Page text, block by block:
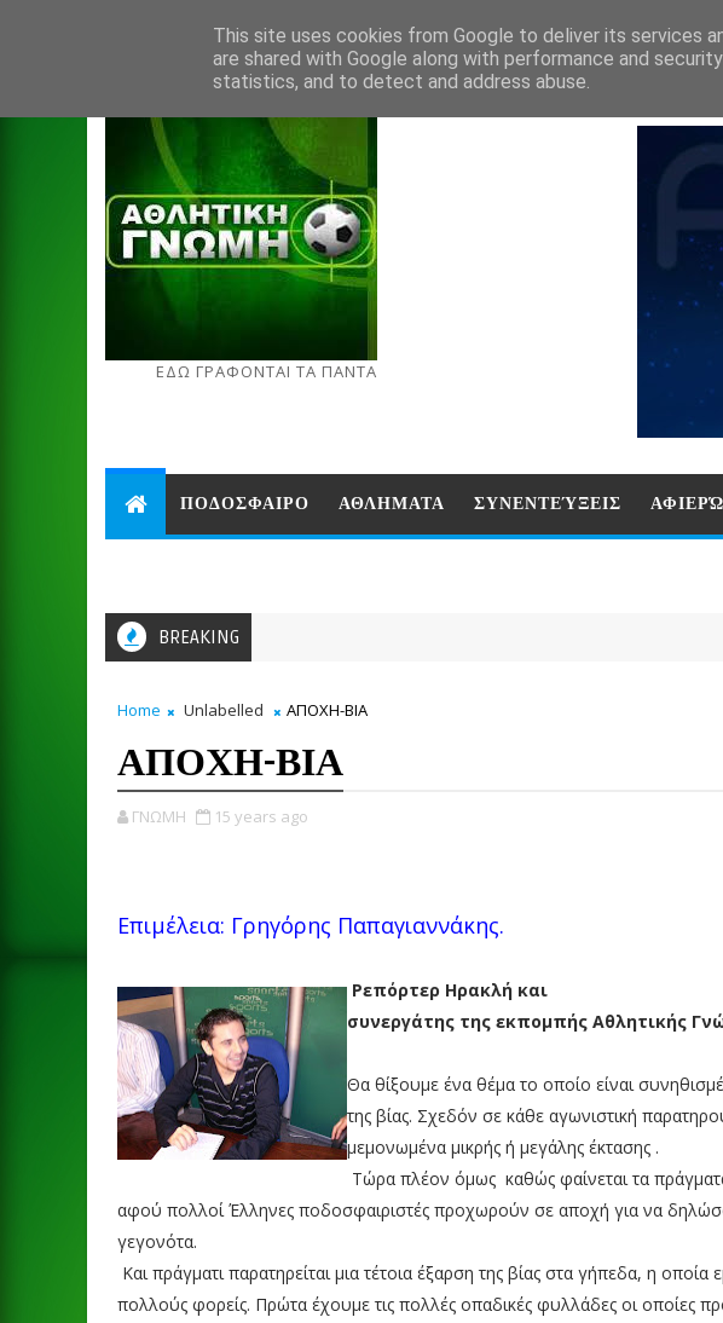
ΕΔΩ ΓΡΑΦΟΝΤΑΙ ΤΑ ΠΑΝΤΑ
ΠΟΔΟΣΦΑΙΡΟ ΑΘΛΗΜΑΤΑ ΣΥΝΕΝΤΕΎΞΕΙΣ
BREAKING
Home Unlabelled ΑΠΟΧΗ-ΒΙΑ
ΑΠΟΧΗ-ΒΙΑ
ΓΝΩΜΗ 15 years ago
Επιμέλεια: Γρηγόρης Παπαγιαννάκης.
Ρεπόρτερ Ηρακλή και
συνεργάτης της εκπομπής Αθλητικής
Θα θίξουμε ένα θέμα το οποίο είναι
της βίας. Σχεδόν σε κάθε αγωνιστική
μεμονωμένα μικρής ή μεγάλης έκτασης .
Τώρα πλέον όμως καθώς φαίνεται τα
αφού πολλοί Έλληνες ποδοσφαιριστές προχωρούν σε αποχή για να
γεγονότα.
Και πράγματι παρατηρείται μια τέτοια έξαρση της βίας στα γήπεδα, η
πολλούς φορείς. Πρώτα έχουμε τις πολλές οπαδικές φυλλάδες οι οποίες
This site uses cookies from Google to deliver its services
are shared with Google along with performance and
statistics, and to detect and address abuse.